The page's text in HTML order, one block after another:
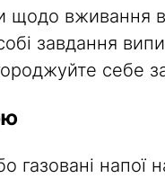
щодо
завдання
себе
газовані